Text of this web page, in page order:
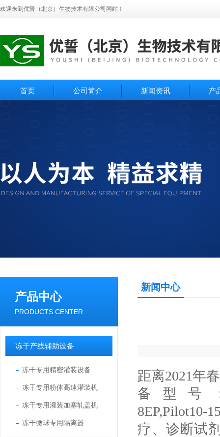
欢迎来到优誓（北京）生物技术有限公司网站！
首页 公司简介 新闻资讯 产
产品中心
PRODUCTS CENTER
冻干产线辅助设备
冻干专用精密灌装设备
冻干专用粉体高速灌装机
冻干专用灌装加塞轧盖机
冻干微球专用隔离器
新闻中心
距离2021年
备型号
8EP,Pilot10-
疗、诊断试